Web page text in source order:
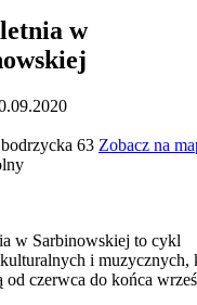
w
63 Zobacz na
w Sarbinowskiej to cykl
i muzycznych,
od czerwca do końca